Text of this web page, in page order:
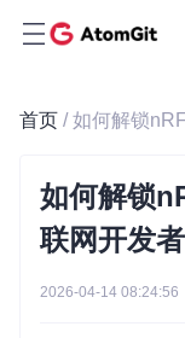
首页
如何解锁
联网开发
2026-04-14 08:24:56